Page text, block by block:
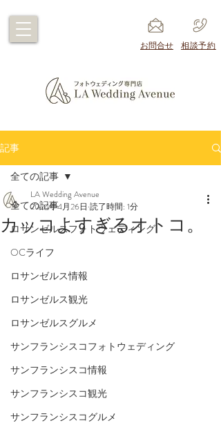
​お問合せ ​相談予約
記事
全ての記事
ロサンゼルスフォトウェディング
OCライフ
ロサンゼルス情報
ロサンゼルス観光
ロサンゼルスグルメ
サンフランシスコフォトウェディング
サンフランシスコ情報
サンフランシスコ観光
サンフランシスコグルメ
全ての記事
カッコよすぎるオトコ。
LA Wedding Avenue
2024年4月26日 読了時間: 1分